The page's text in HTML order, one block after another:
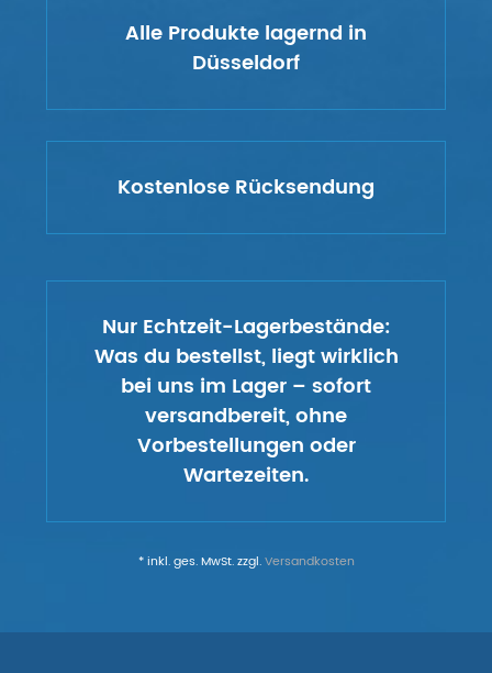
Alle Produkte lagernd in
Düsseldorf
Kostenlose Rücksendung
Nur Echtzeit-Lagerbestände:
Was du bestellst, liegt wirklich
bei uns im Lager – sofort
versandbereit, ohne
Vorbestellungen oder
Wartezeiten.
* inkl. ges. MwSt. zzgl.Versandkosten